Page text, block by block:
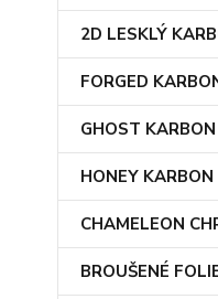
2D LESKLÝ
FORGED
GHOST KARBON
HONEY KARBON
CHAMELEON
BROUŠENÉ